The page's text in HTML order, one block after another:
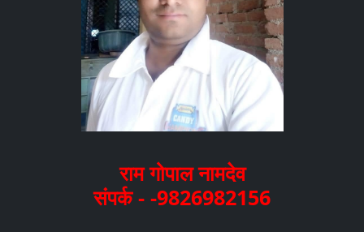
राम गोपाल नामदेव
संपर्क - -9826982156